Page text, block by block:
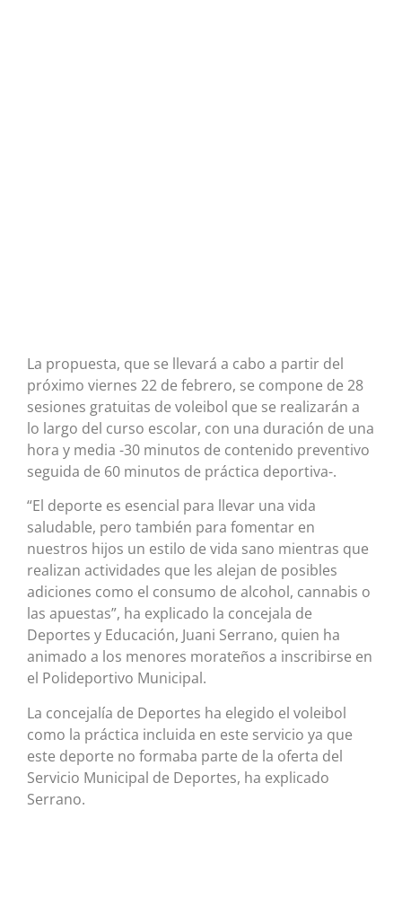
La propuesta, que se llevará a cabo a partir del
próximo viernes 22 de febrero, se compone de 28
sesiones gratuitas de voleibol que se realizarán a
lo largo del curso escolar, con una duración de una
hora y media -30 minutos de contenido preventivo
seguida de 60 minutos de práctica deportiva-.
“El deporte es esencial para llevar una vida
saludable, pero también para fomentar en
nuestros hijos un estilo de vida sano mientras que
realizan actividades que les alejan de posibles
adiciones como el consumo de alcohol, cannabis o
las apuestas”, ha explicado la concejala de
Deportes y Educación, Juani Serrano, quien ha
animado a los menores morateños a inscribirse en
el Polideportivo Municipal.
La concejalía de Deportes ha elegido el voleibol
como la práctica incluida en este servicio ya que
este deporte no formaba parte de la oferta del
Servicio Municipal de Deportes, ha explicado
Serrano.